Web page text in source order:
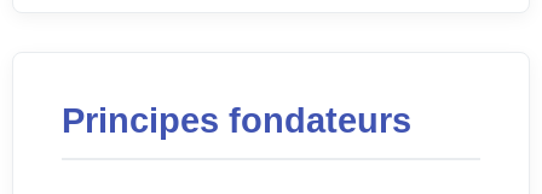
Principes fondateurs